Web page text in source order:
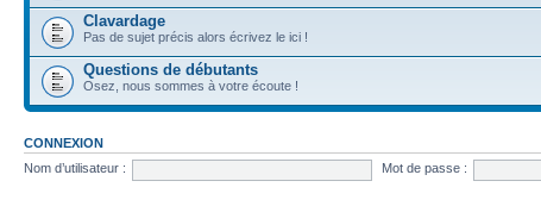
Clavardage
Pas de sujet précis alors écrivez le ici !
Questions de débutants
Osez, nous sommes à votre écoute !
CONNEXION
Nom d’utilisateur :
Mot de passe :